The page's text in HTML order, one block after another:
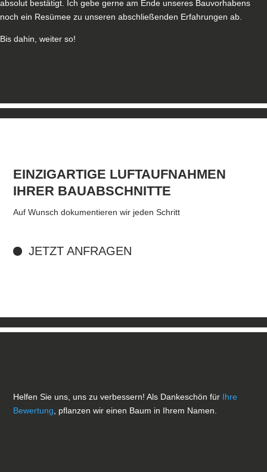
absolut bestätigt. Ich gebe gerne am Ende unseres Bauvorhabens
noch ein Resümee zu unseren abschließenden Erfahrungen ab.
Bis dahin, weiter so!
EINZIGARTIGE LUFTAUFNAHMEN
IHRER BAUABSCHNITTE
Auf Wunsch dokumentieren wir jeden Schritt
JETZT ANFRAGEN
Helfen Sie uns, uns zu verbessern! Als Dankeschön für Ihre
Bewertung , pflanzen wir einen Baum in Ihrem Namen.